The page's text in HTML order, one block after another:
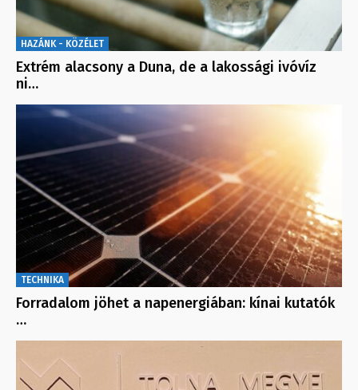
HAZÁNK - KÖZÉLET
Extrém alacsony a Duna, de a lakossági ivóvíz
ni…
TECHNIKA
Forradalom jöhet a napenergiában: kínai kutatók
…